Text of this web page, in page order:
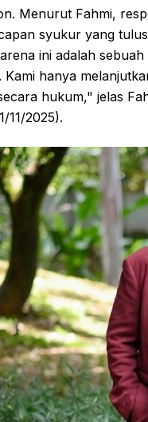
Menurut Fahmi,
syukur yang
ini adalah
Kami hanya
hukum," jelas
11/2025).